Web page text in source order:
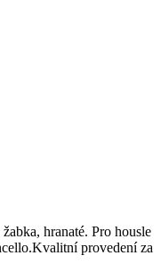
hranaté. Pro housle
provedení za